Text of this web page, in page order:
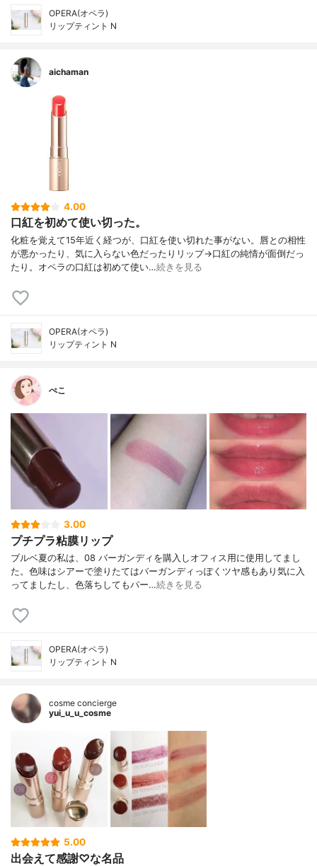
OPERA(オペラ)
リップティント N
aichaman
4.00
口紅を初めて使い切った。
化粧を覚えて15年近く経つが、口紅を使い切れた事がない。唇との相性
が悪かったり、気に入らない色だったりリップ→口紅の純情が面倒だっ
たり。オペラの口紅は初めて使い…続きを見る
OPERA(オペラ)
リップティント N
ぺこ
3.00
プチプラ粘膜リップ
ブルベ夏の私は、08 バーガンディを購入しオフィス用に使用してまし
た。色味はシアーで塗りたてはバーガンディっぽくツヤ感もあり気に入
ってましたし、色落ちしてもパー…続きを見る
OPERA(オペラ)
リップティント N
cosme concierge
yui_u_u_cosme
5.00
出会えて感謝♡な名品